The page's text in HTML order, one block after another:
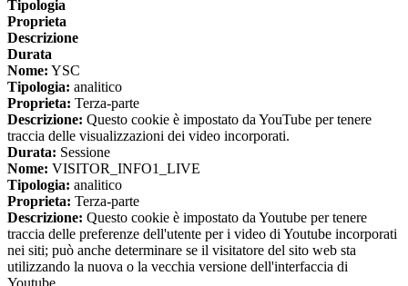
Tipologia
Proprieta
Descrizione
Durata
Nome: YSC
Tipologia: analitico
Proprieta: Terza-parte
Descrizione: Questo cookie è impostato da YouTube per tenere
traccia delle visualizzazioni dei video incorporati.
Durata: Sessione
Nome: VISITOR_INFO1_LIVE
Tipologia: analitico
Proprieta: Terza-parte
Descrizione: Questo cookie è impostato da Youtube per tenere
traccia delle preferenze dell'utente per i video di Youtube incorporati
nei siti; può anche determinare se il visitatore del sito web sta
utilizzando la nuova o la vecchia versione dell'interfaccia di